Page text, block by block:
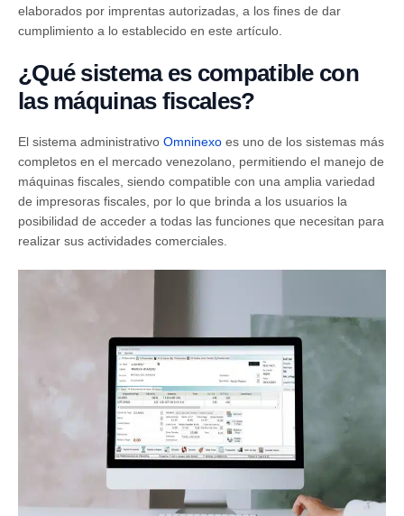
elaborados por imprentas autorizadas, a los fines de dar
cumplimiento a lo establecido en este artículo.
¿Qué sistema es compatible con
las máquinas fiscales?
El sistema administrativo Omninexo es uno de los sistemas más
completos en el mercado venezolano, permitiendo el manejo de
máquinas fiscales, siendo compatible con una amplia variedad
de impresoras fiscales, por lo que brinda a los usuarios la
posibilidad de acceder a todas las funciones que necesitan para
realizar sus actividades comerciales.